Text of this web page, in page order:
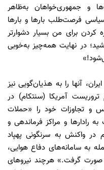
و جمهوری‌خواهان به‌ظاهر
فرصت‌طلب بارها و بارها
کردن برای من بسیار دشوارتر
در نهایت همه‌چیز به‌خوبی
آنها را به هذیان‌گویی نیز
آمریکا (سنتکام) در
و تجاوزات خود را «حملات
و مراکز فرماندهی و
واکنش به سرنگونی پهپاد
به سامانه‌های دفاع هوایی،
و ۲ پهپاد ایران صورت گرفت.» هرچند نیروهای